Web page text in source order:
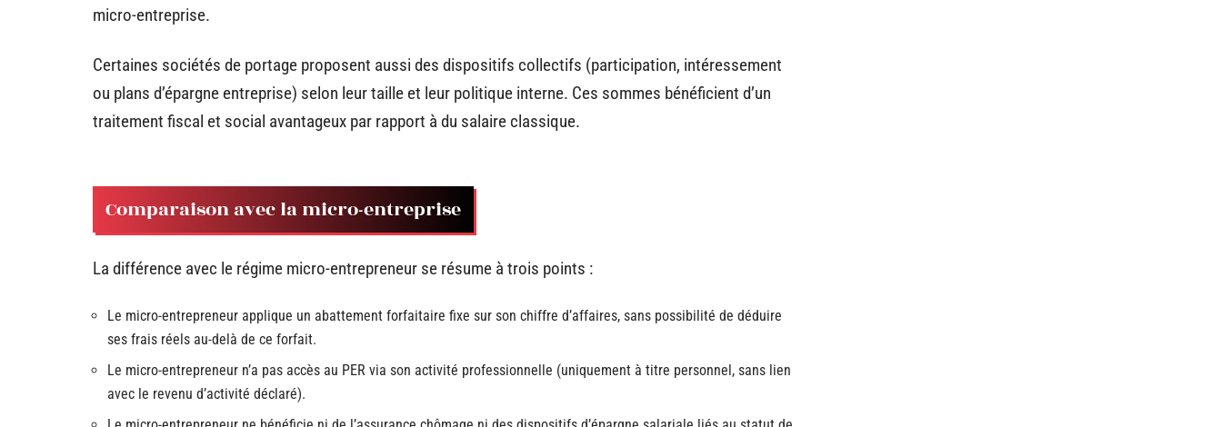
micro-entreprise.
Certaines sociétés de portage proposent aussi des dispositifs collectifs (participation, intéressement
ou plans d’épargne entreprise) selon leur taille et leur politique interne. Ces sommes bénéficient d’un
traitement fiscal et social avantageux par rapport à du salaire classique.
Comparaison avec la micro-entreprise
La différence avec le régime micro-entrepreneur se résume à trois points :
Le micro-entrepreneur applique un abattement forfaitaire fixe sur son chiffre d’affaires, sans possibilité de déduire
ses frais réels au-delà de ce forfait.
Le micro-entrepreneur n’a pas accès au PER via son activité professionnelle (uniquement à titre personnel, sans lien
avec le revenu d’activité déclaré).